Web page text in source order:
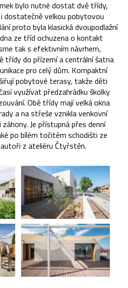
bylo nutné dostat dvě třídy,
dostatečně velkou pobytovou
proto byla klasická dvoupodlažní
ze tříd ochuzena o kontakt
tak s efektivním návrhem,
třídy do přízemí a centrální šatna
pro celý dům. Kompaktní
pobytové terasy, takže děti
využívat předzahrádku školky
Obě třídy mají velká okna
a na střeše vznikla venkovní
Je přístupná přes denní
po bílém točitém schodišti ze
autoři z ateliéru Čtyřstěn.